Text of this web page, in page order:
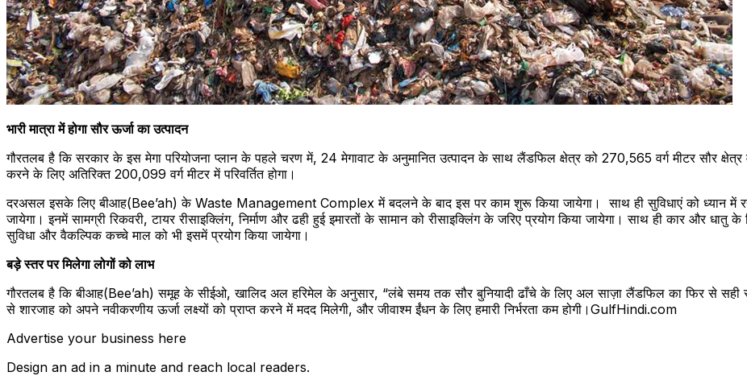
भारी मात्रा में होगा सौर ऊर्जा का उत्पादन
गौरतलब है कि सरकार के इस मेगा परियोजना प्लान के पहले चरण में, 24 मेगावाट के अनुमानित उत्पादन के साथ लैंडफिल क्षेत्र को 270,565 वर्ग मीटर सौर क्षेत्र
करने के लिए अतिरिक्त 200,099 वर्ग मीटर में परिवर्तित होगा।
दरअसल इसके लिए बीआह(Bee’ah) के Waste Management Complex में बदलने के बाद इस पर काम शुरू किया जायेगा। साथ ही सुविधाएं को
जायेगा। इनमें सामग्री रिकवरी, टायर रीसाइक्लिंग, निर्माण और ढही हुई इमारतों के सामान को रीसाइक्लिंग के जरिए प्रयोग किया जायेगा। साथ ही कार और
सुविधा और वैकल्पिक कच्चे माल को भी इसमें प्रयोग किया जायेगा।
बड़े स्तर पर मिलेगा लोगों को लाभ
गौरतलब है कि बीआह(Bee’ah) समूह के सीईओ, खालिद अल हरिमेल के अनुसार, “लंबे समय तक सौर बुनियादी ढाँचे के लिए अल साज़ा लैंडफिल का फिर से सही
से शारजाह को अपने नवीकरणीय ऊर्जा लक्ष्यों को प्राप्त करने में मदद मिलेगी, और जीवाश्म ईंधन के लिए हमारी निर्भरता कम होगी।GulfHindi.com
Advertise your business here
Design an ad in a minute and reach local readers.